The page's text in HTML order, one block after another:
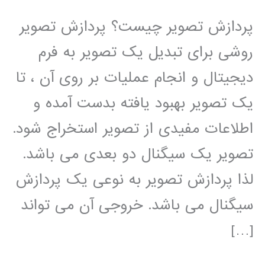
پردازش تصویر چیست؟ پردازش تصویر
روشی برای تبدیل یک تصویر به فرم
دیجیتال و انجام عملیات بر روی آن ، تا
یک تصویر بهبود یافته بدست آمده و
اطلاعات مفیدی از تصویر استخراج شود.
تصویر یک سیگنال دو بعدی می باشد.
لذا پردازش تصویر به نوعی یک پردازش
سیگنال می باشد. خروجی آن می تواند
[…]